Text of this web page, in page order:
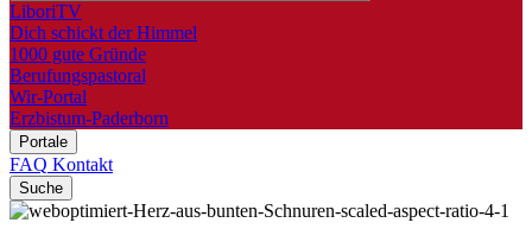
LiboriTV
Dich schickt der Himmel
1000 gute Gründe
Berufungspastoral
Wir-Portal
Erzbistum-Paderborn
Portale
FAQ Kontakt
Suche